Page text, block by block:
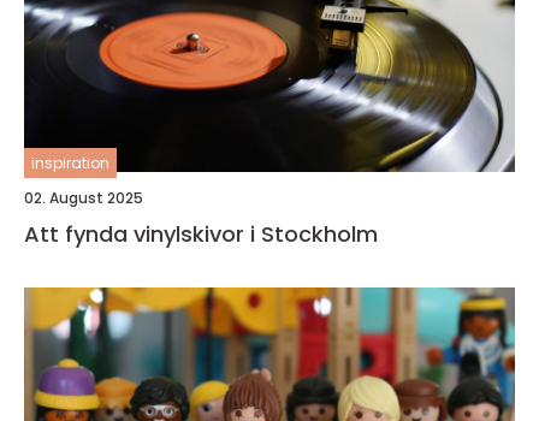
inspiration
02. August 2025
Att fynda vinylskivor i Stockholm